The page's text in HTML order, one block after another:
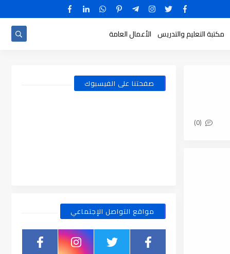
مكتبة التعليم والتدريس الأعمال العامة
(0)
صفحتنا على الفيسبوك
مواقع التواصل الإجتماعي